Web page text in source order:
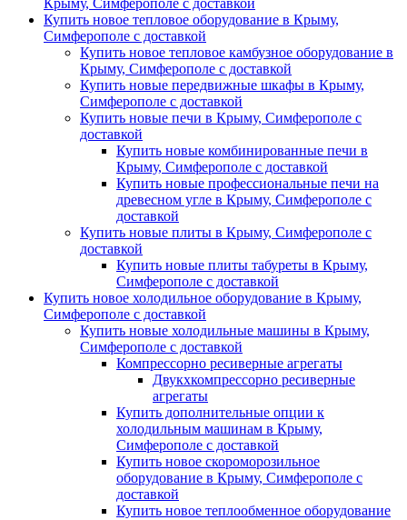
Крыму, Симферополе с доставкой
Купить новое тепловое оборудование в Крыму,
Симферополе с доставкой
Купить новое тепловое камбузное оборудование в
Крыму, Симферополе с доставкой
Купить новые передвижные шкафы в Крыму,
Симферополе с доставкой
Купить новые печи в Крыму, Симферополе с
доставкой
Купить новые комбинированные печи в
Крыму, Симферополе с доставкой
Купить новые профессиональные печи на
древесном угле в Крыму, Симферополе с
доставкой
Купить новые плиты в Крыму, Симферополе с
доставкой
Купить новые плиты табуреты в Крыму,
Симферополе с доставкой
Купить новое холодильное оборудование в Крыму,
Симферополе с доставкой
Купить новые холодильные машины в Крыму,
Симферополе с доставкой
Компрессорно ресиверные агрегаты
Двукхкомпрессорно ресиверные
агрегаты
Купить дополнительные опции к
холодильным машинам в Крыму,
Симферополе с доставкой
Купить новое скороморозильное
оборудование в Крыму, Симферополе с
доставкой
Купить новое теплообменное оборудование